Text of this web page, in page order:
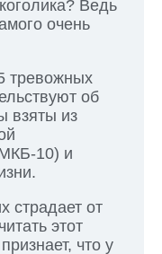
Ведь
очень
тревожных
об
взяты из
10) и
страдает от
этот
что у